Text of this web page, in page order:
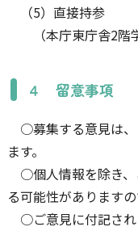
（5）直接持参
（本庁東庁舎2階学
４ 留意事項
○募集する意見は、
ます。
○個人情報を除き、
る可能性があります
○ご意見に付記され